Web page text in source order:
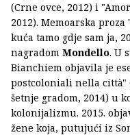
(Crne ovce, 2012) i
2012). Memoarska
kuća tamo gdje sam ja,
nagradom Mondello. U
Bianchiem objavila je
postcoloniali nella città"
šetnje gradom, 2014) u
kolonijalizmu. 2015.
žene koja, putujući iz